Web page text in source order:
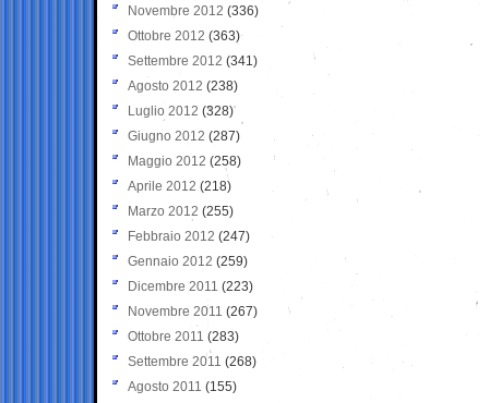
Novembre 2012 (336)
Ottobre 2012 (363)
Settembre 2012 (341)
Agosto 2012 (238)
Luglio 2012 (328)
Giugno 2012 (287)
Maggio 2012 (258)
Aprile 2012 (218)
Marzo 2012 (255)
Febbraio 2012 (247)
Gennaio 2012 (259)
Dicembre 2011 (223)
Novembre 2011 (267)
Ottobre 2011 (283)
Settembre 2011 (268)
Agosto 2011 (155)